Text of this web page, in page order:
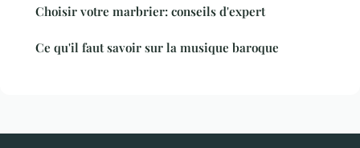
Choisir votre marbrier: conseils d'expert
Ce qu'il faut savoir sur la musique baroque